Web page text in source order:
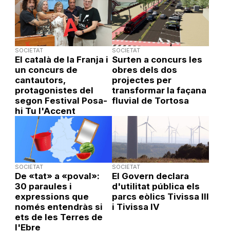
SOCIETAT
El català de la Franja i
un concurs de
cantautors,
protagonistes del
segon Festival Posa-
hi Tu l'Accent
SOCIETAT
Surten a concurs les
obres dels dos
projectes per
transformar la façana
fluvial de Tortosa
SOCIETAT
De «tat» a «poval»:
30 paraules i
expressions que
només entendràs si
ets de les Terres de
l'Ebre
SOCIETAT
El Govern declara
d'utilitat pública els
parcs eòlics Tivissa III
i Tivissa IV